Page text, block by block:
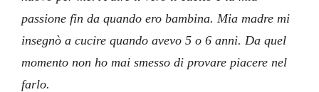
passione fin da quando ero bambina. Mia madre mi
insegnò a cucire quando avevo 5 o 6 anni. Da quel
momento non ho mai smesso di provare piacere nel
farlo.